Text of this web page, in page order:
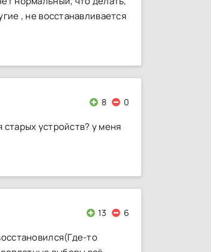
, не восстанавливается
8 0
устройств? у меня
13 6
то